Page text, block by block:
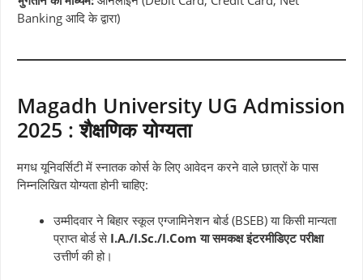
Banking आदि के द्वारा)
Magadh University UG Admission
2025 : शैक्षणिक योग्यता
मगध यूनिवर्सिटी में स्नातक कोर्स के लिए आवेदन करने वाले छात्रों के पास
निम्नलिखित योग्यता होनी चाहिए:
उम्मीदवार ने बिहार स्कूल एग्जामिनेशन बोर्ड (BSEB) या किसी मान्यता
प्राप्त बोर्ड से I.A./I.Sc./I.Com या समकक्ष इंटरमीडिएट परीक्षा
उत्तीर्ण की हो।